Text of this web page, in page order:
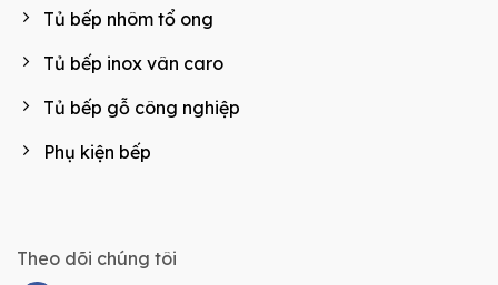
Tủ bếp nhôm tổ ong
Tủ bếp inox vân caro
Tủ bếp gỗ công nghiệp
Phụ kiện bếp
Theo dõi chúng tôi